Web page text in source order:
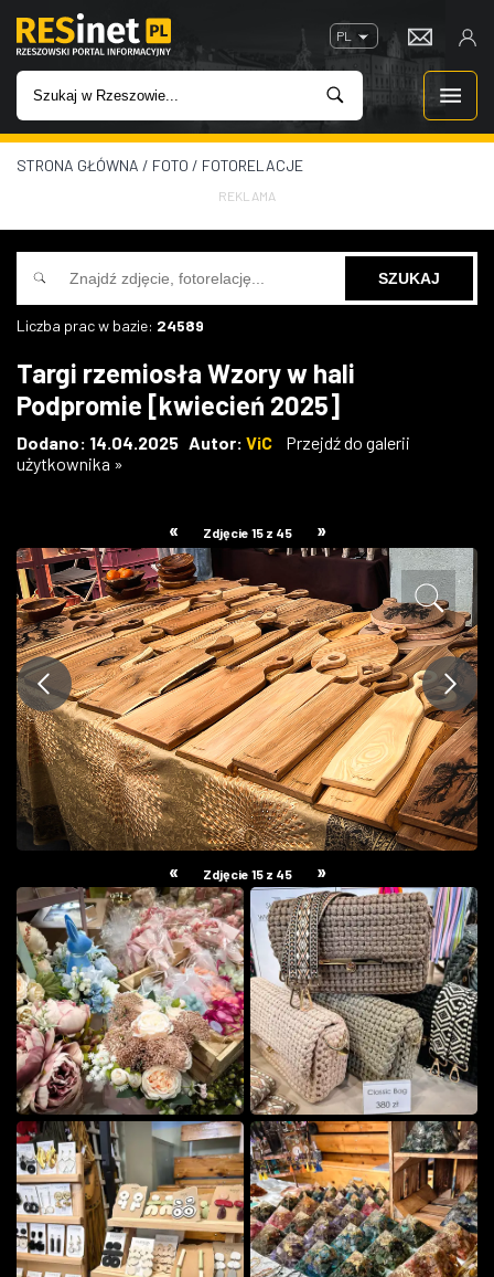
PL
WIADOMOŚCI
INWESTYCJE
IMPREZY
W KINACH
GASTRONOMIA
W RZESZOWIE
STRONA GŁÓWNA / FOTO / FOTORELACJE
REKLAMA
Liczba prac w bazie: 24589
Targi rzemiosła Wzory w hali
Podpromie [kwiecień 2025]
Dodano: 14.04.2025 Autor: ViC
Przejdź do galerii
użytkownika »
« Zdjęcie 15 z 45 »
« Zdjęcie 15 z 45 »